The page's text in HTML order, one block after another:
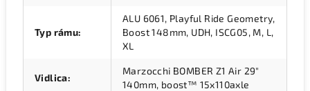
Typ rámu:
ALU 6061, Playful Ride Geometry,
Boost 148mm, UDH, ISCG05, M, L,
XL
Vidlica:
Marzocchi BOMBER Z1 Air 29"
140mm, boost™ 15x110axle